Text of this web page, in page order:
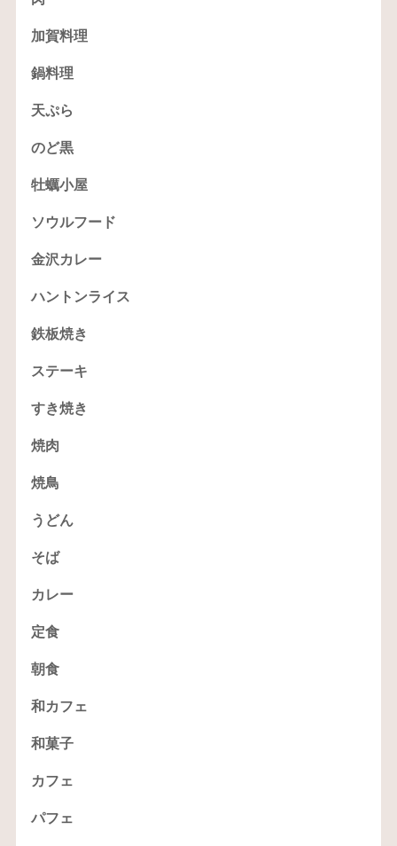
加賀料理
鍋料理
天ぷら
のど黒
牡蠣小屋
ソウルフード
金沢カレー
ハントンライス
鉄板焼き
ステーキ
すき焼き
焼肉
焼鳥
うどん
そば
カレー
定食
朝食
和カフェ
和菓子
カフェ
パフェ